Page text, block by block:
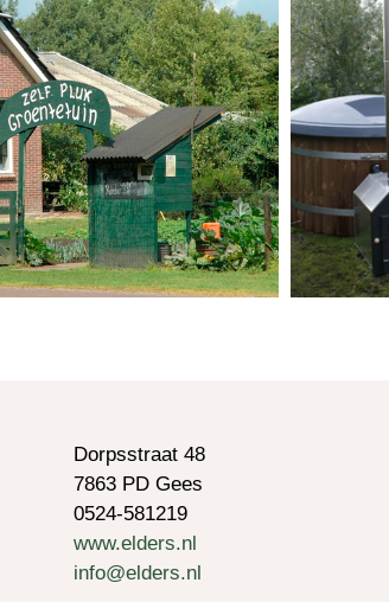
Dorpsstraat 48
7863 PD Gees
0524-581219
www.elders.nl
info@elders.nl